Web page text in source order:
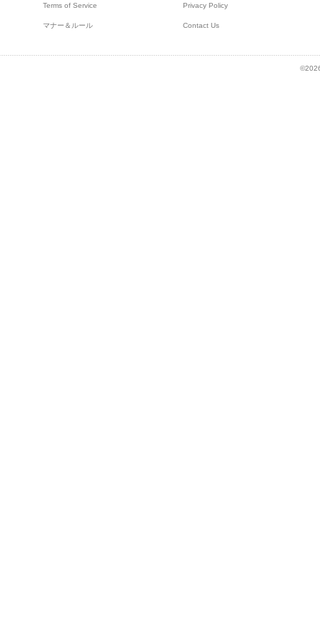
Terms of Service Privacy Policy
マナー＆ルール Contact Us